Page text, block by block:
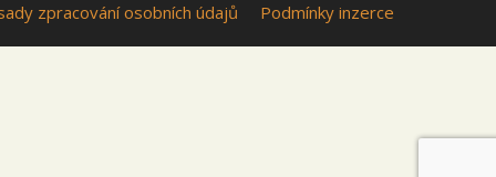
zpracování osobních údajů Podmínky inzerce